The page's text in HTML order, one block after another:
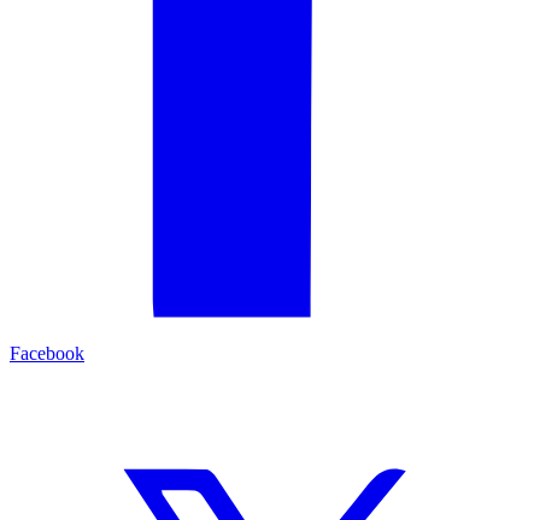
Facebook